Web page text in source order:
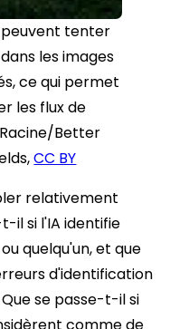
peuvent tenter
les images
ce qui permet
les flux de
Better
CC BY
relativement
il si l'IA identifie
quelqu'un, et que
d'identification
se passe-t-il si